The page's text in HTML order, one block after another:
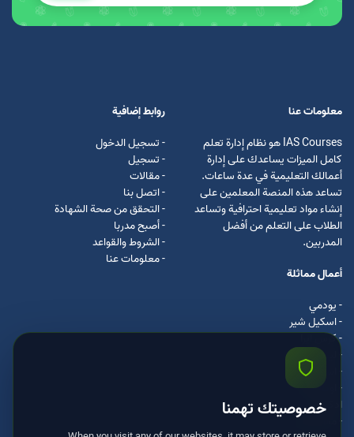
معلومات عنا
IAS Courses هو نظام إدارة تعلم
كامل الميزات يساعدك على إدارة
أعمالك التعليمية في عدة ساعات.
تساعد هذه المنصة المعلمين على
إنشاء مواد تعليمية احترافية وتساعد
الطلاب على التعلم من أفضل
المدربين.
روابط إضافية
- تسجيل الدخول
- تسجيل
- مقالات
- اتصل بنا
- التحقق من صحة الشهادة
- أصبح مدربا
- الشروط والقواعد
- معلومات عنا
أعمال مماثلة
- يودمي
- اسکیل شیر
- كرس ايرا
- لیندا
- اسكيل سفت
- اوداسيتي
ادكس
- مستر كلس
خصوصيتك تهمنا